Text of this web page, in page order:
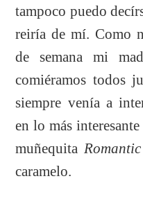
tampoco puedo
reiría de mí. Como
de semana mi
comiéramos todos
siempre venía a
en lo más
muñequita
caramelo.